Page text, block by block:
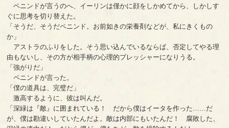
ペニンドが言うのへ、イーリンは僅かに顔をしかめてから、しかしす
ぐに思考を切り替えた。
「そうだ、そうだペニンド。お前如きの栄養剤などが、私にきくもの
か」
アストラのふりをした。そう思い込んでいるならば、否定してやる理
由もないし、その方が相手柄の心理的プレッシャーになりうる。
「強がりだ」
ペニンドが言った。
「僕の道具は、完璧だ」
激高するように、彼は叫んだ。
「深緑は『敵』に囲まれている！ だから僕はイータを作った……だ
が、僕は勘違いしていたんだよ。敵は内部にもいたんだ！ 腐敗した、